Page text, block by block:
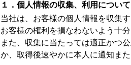
１．個人情報の収集、利用について
当社は、お客様の個人情報を収集
お客様の権利を損なわないよう十分
また、収集に当たっては適正かつ
か、取得後速やかに本人に通知また